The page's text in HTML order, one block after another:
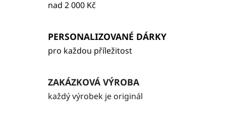
nad 2 000 Kč
PERSONALIZOVANÉ DÁRKY
pro každou příležitost
ZAKÁZKOVÁ VÝROBA
každý výrobek je originál